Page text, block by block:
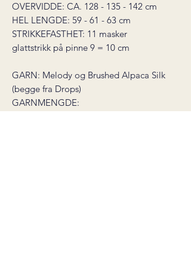
OVERVIDDE: CA. 128 - 135 - 142 cm
HEL LENGDE: 59 - 61 - 63 cm
STRIKKEFASTHET: 11 masker
glattstrikk på pinne 9 = 10 cm
GARN: Melody og Brushed Alpaca Silk
(begge fra Drops)
GARNMENGDE: